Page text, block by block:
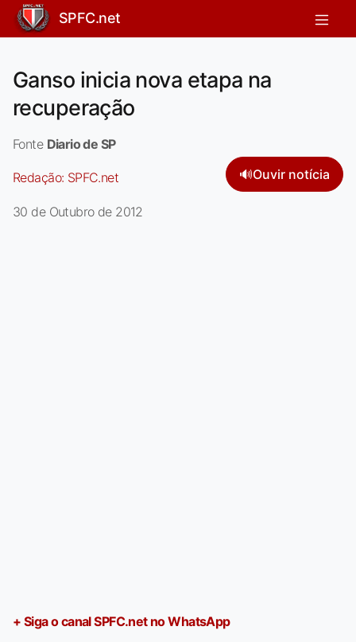
SPFC.net
Ganso inicia nova etapa na
recuperação
Fonte Diario de SP
Redação: SPFC.net 🔊Ouvir notícia
30 de Outubro de 2012
+ Siga o canal SPFC.net no WhatsApp